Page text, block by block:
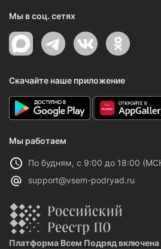
Мы в соц. сетях
Скачайте наше приложение
Мы работаем
По будням, с 9:00 до 18:00
support@vsem-podryad.ru
Платформа Всем Подряд включена